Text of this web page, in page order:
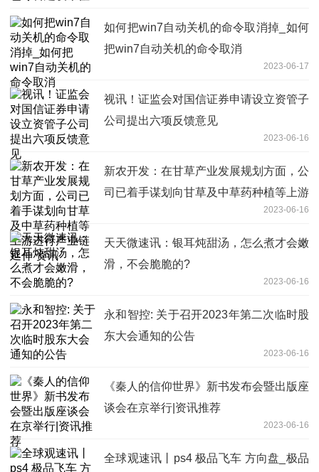
如何把win7自动关机的命令取消掉_如何
把win7自动关机的命令取消
2023-06-17
视讯！证监会对国信证券申请设立资管子
公司提出六项反馈意见
2023-06-16
新农开发：在甘草产业发展规划方面，公
司已着手谋划向甘草及中草药种植等上游
2023-06-16
天天微速讯：银耳炖甜汤，怎么煮才会嫩
滑，不会脆脆的?
2023-06-16
永和智控: 关于召开2023年第二次临时股
东大会通知的公告
2023-06-16
《秦人的信仰世界》新书发布会暨出版座
谈会在京举行|资讯推荐
2023-06-16
全球观速讯丨ps4 极品飞车 方向盘_极品